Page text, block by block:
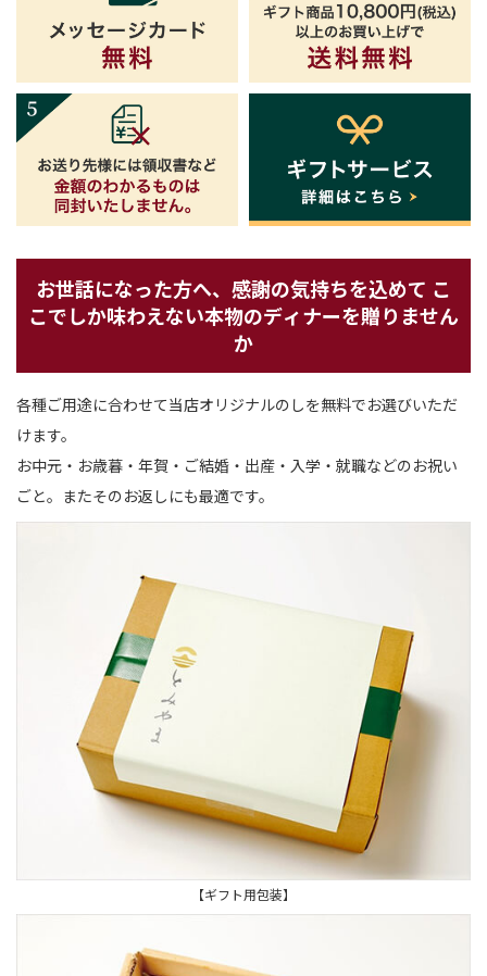
お世話になった方へ、感謝の気持ちを込めて こ
こでしか味わえない本物のディナーを贈りません
か
各種ご用途に合わせて当店オリジナルのしを無料でお選びいただ
けます。
お中元・お歳暮・年賀・ご結婚・出産・入学・就職などのお祝い
ごと。またそのお返しにも最適です。
【ギフト用包装】